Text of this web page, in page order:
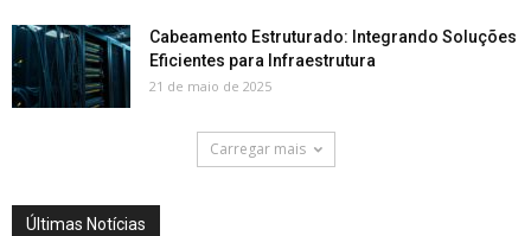
Cabeamento Estruturado: Integrando Soluções
Eficientes para Infraestrutura
21 de maio de 2025
Carregar mais
Últimas Notícias